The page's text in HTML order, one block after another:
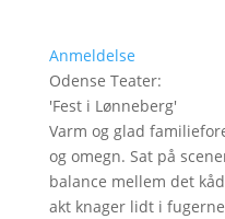
Anmeldelse
Odense Teater:
'Fest i Lønneberg'
Varm og glad
og omegn. Sat på
balance mellem det
akt knager lidt i